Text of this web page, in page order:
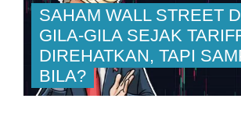
SAHAM WALL STREET
GILA-GILA SEJAK
DIREHATKAN, TAPI
BILA?